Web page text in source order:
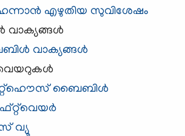
എഴുതിയ സുവിശേഷം
വാക്യങ്ങള്‍
ബൈബിള്‍
വ്യൂ